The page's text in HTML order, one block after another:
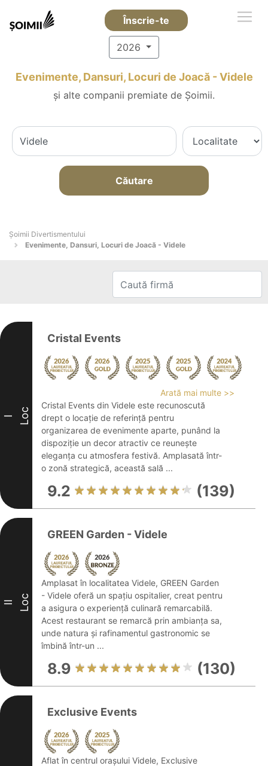
Înscrie-te
2026
Evenimente, Dansuri, Locuri de Joacă - Videle
și alte companii premiate de Șoimii.
Căutare
Şoimii Divertismentului
Evenimente, Dansuri, Locuri de Joacă - Videle
I Loc
Cristal Events
Arată mai multe >>
Cristal Events din Videle este recunoscută
drept o locație de referință pentru
organizarea de evenimente aparte, punând la
dispoziție un decor atractiv ce reunește
eleganța cu atmosfera festivă. Amplasată într-
o zonă strategică, această sală ...
9.2 (139)
II Loc
GREEN Garden - Videle
Amplasat în localitatea Videle, GREEN Garden
- Videle oferă un spațiu ospitalier, creat pentru
a asigura o experiență culinară remarcabilă.
Acest restaurant se remarcă prin ambianța sa,
unde natura și rafinamentul gastronomic se
îmbină într-un ...
8.9 (130)
Exclusive Events
Aflat în centrul orașului Videle, Exclusive